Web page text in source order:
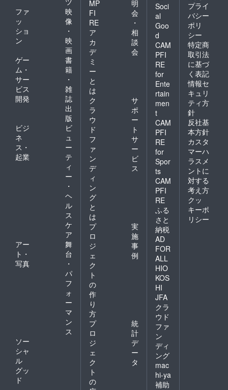
ファ
ッ
ショ
ン
映
像
・
映
画
ゲー
ム・
サー
ビス
開発
書
籍
・
雑
誌
出
版
ビジ
ネ
ス・
起業
ビ
ュ
ー
テ
ィ
ー
・
ヘ
ル
ス
ケ
ア
アー
ト・
写真
舞
台
・
パ
フ
ォ
ー
マ
ン
ス
ソー
シャ
ル
グッ
ド
MP
FI
RE
ア
カ
デ
ミ
ー
と
は
明
会
・
相
談
会
ク
ラ
ウ
ド
フ
ァ
ン
デ
ィ
ン
グ
と
は
サ
ポ
ー
ト
サ
ー
ビ
ス
プ
ロ
ジ
ェ
ク
ト
の
作
り
方
実
施
事
例
プ
ロ
ジ
ェ
ク
ト
の
統
計
デ
ー
タ
Soci
al
Goo
d
CAM
PFI
RE
for
Ente
rtain
men
t
CAM
PFI
RE
for
Spor
ts
CAM
PFI
RE
ふる
さと
納税
AD
FOR
ALL
HIO
KOS
HI
JFA
クラ
ウド
ファ
ン
ディ
ング
mac
hi-ya
補助
プライ
バシー
ポリ
シー
特定商
取引法
に基づ
く表記
情報セ
キュリ
ティ方
針
反社基
本方針
カスタ
マーハ
ラスメ
ントに
対する
考え方
クッ
キーポ
リシー